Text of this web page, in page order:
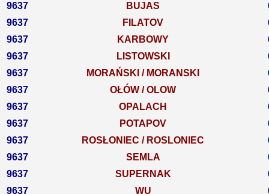
9637
BUJAS
9637
FILATOV
9637
KARBOWY
9637
LISTOWSKI
9637
MORAŃSKI / MORANSKI
9637
OŁÓW / OLOW
9637
OPALACH
9637
POTAPOV
9637
ROSŁONIEC / ROSLONIEC
9637
SEMLA
9637
SUPERNAK
9637
WU